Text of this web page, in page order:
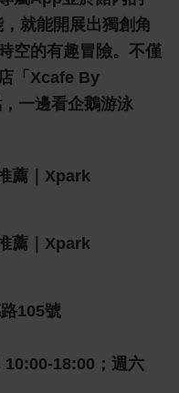
就能開展出獨創角
空的有趣冒險。不僅
「Xcafe By
一邊看企鵝游泳
105號
10:00-18:00；週六